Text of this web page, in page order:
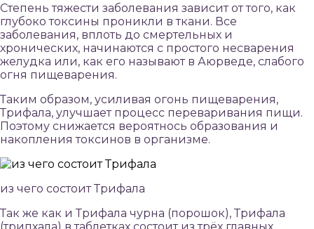
Степень тяжести заболевания зависит от того, как
глубоко токсины проникли в ткани. Все
заболевания, вплоть до смертельных и
хронических, начинаются с простого несварения
желудка или, как его называют в Аюрведе, слабого
огня пищеварения.
Таким образом, усиливая огонь пищеварения,
Трифала, улучшает процесс переваривания пищи.
Поэтому снижается вероятнось образования и
накопления токсинов в организме.
из чего состоит Трифала
Так же как и Трифала чурна (порошок), Трифала